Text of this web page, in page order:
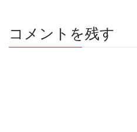
コメントを残す